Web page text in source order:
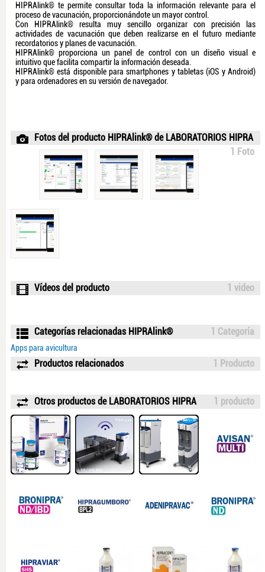
HIPRAlink® te permite consultar toda la información relevante para el
proceso de vacunación, proporcionándote un mayor control.
Con HIPRAlink® resulta muy sencillo organizar con precisión las
actividades de vacunación que deben realizarse en el futuro mediante
recordatorios y planes de vacunación.
HIPRAlink® proporciona un panel de control con un diseño visual e
intuitivo que facilita compartir la información deseada.
HIPRAlink® está disponible para smartphones y tabletas (iOS y Android)
y para ordenadores en su versión de navegador.
Fotos del producto HIPRAlink® de LABORATORIOS HIPRA
1 Foto
Vídeos del producto 1 video
Categorías relacionadas HIPRAlink® 1 Categoría
Apps para avicultura
Productos relacionados 1 Producto
Otros productos de LABORATORIOS HIPRA 1 producto